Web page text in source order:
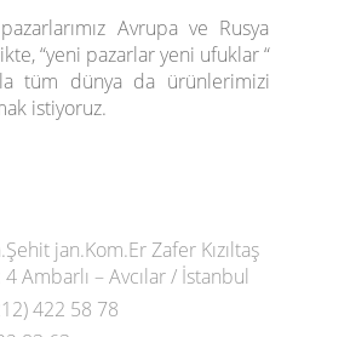
Avrupa ve Rusya
“yeni pazarlar yeni ufuklar “
tüm dünya da ürünlerimizi
istiyoruz.
jan.Kom.Er Zafer Kızıltaş
Ambarlı – Avcılar / İstanbul
422 58 78